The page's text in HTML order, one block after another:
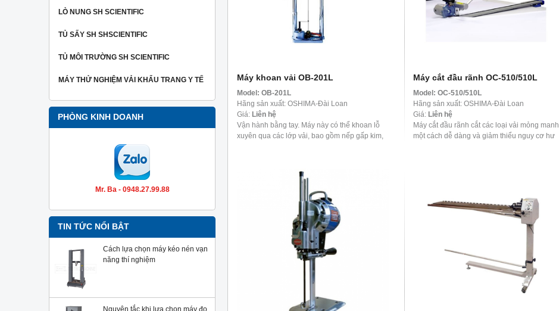
LÒ NUNG SH SCIENTIFIC
TỦ SẤY SH SHSCIENTIFIC
TỦ MÔI TRƯỜNG SH SCIENTIFIC
MÁY THỬ NGHIỆM VẢI KHẨU TRANG Y TẾ
PHÒNG KINH DOANH
Mr. Ba - 0948.27.99.88
TIN TỨC NỔI BẬT
Cách lựa chọn máy kéo nén vạn
năng thí nghiệm
Nguyên tắc khi lựa chọn máy đo
Máy khoan vải OB-201L
Model: OB-201L
Hãng sản xuất: OSHIMA-Đài Loan
Giá: Liên hệ
Vận hành bằng tay. Máy này có thể khoan lỗ
xuyên qua các lớp vải, bao gồm nếp gấp kim,
Máy cắt đầu rãnh OC-510/510L
Model: OC-510/510L
Hãng sản xuất: OSHIMA-Đài Loan
Giá: Liên hệ
Máy cắt đầu rãnh cắt các loại vải mỏng manh
một cách dễ dàng và giảm thiểu nguy cơ hư